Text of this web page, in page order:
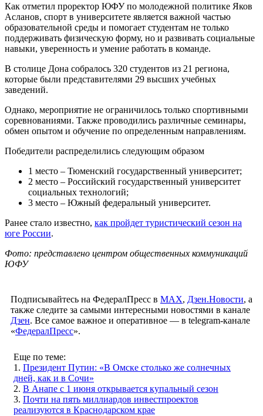
Как отметил проректор ЮФУ по молодежной политике Яков
Асланов, спорт в университете является важной частью
образовательной среды и помогает студентам не только
поддерживать физическую форму, но и развивать социальные
навыки, уверенность и умение работать в команде.
В столице Дона собралось 320 студентов из 21 региона,
которые были представителями 29 высших учебных
заведений.
Однако, мероприятие не ограничилось только спортивными
соревнованиями. Также проводились различные семинары,
обмен опытом и обучение по определенным направлениям.
Победители распределились следующим образом
1 место – Тюменский государственный университет;
2 место – Российский государственный университет
социальных технологий;
3 место – Южный федеральный университет.
Ранее стало известно, как пройдет туристический сезон на
юге России.
Фото: представлено центром общественных коммуникаций
ЮФУ
Подписывайтесь на ФедералПресс в МАХ, Дзен.Новости, а
также следите за самыми интересными новостями в канале
Дзен. Все самое важное и оперативное — в telegram-канале
«ФедералПресс».
Еще по теме:
1. Президент Путин: «В Омске столько же солнечных
дней, как и в Сочи»
2. В Анапе с 1 июня открывается купальный сезон
3. Почти на пять миллиардов инвестпроектов
реализуются в Краснодарском крае